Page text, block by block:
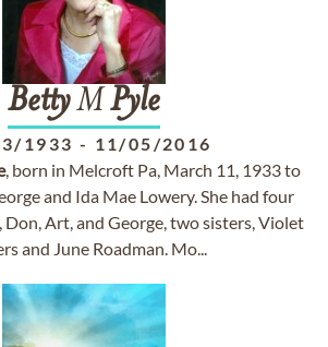
BettyM Pyle
1933 - 11/05/2016
, born in Melcroft Pa, March 11, 1933 to
and Ida Mae Lowery. She had four
Don, Art, and George, two sisters, Violet
and June Roadman. Mo...